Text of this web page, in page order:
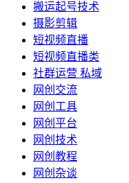
搬运起号技术
摄影剪辑
短视频直播
短视频直播类
社群运营 私域
网创交流
网创工具
网创平台
网创技术
网创教程
网创杂谈